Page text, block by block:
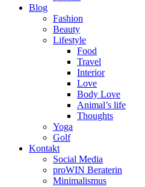
Blog
Fashion
Beauty
Lifestyle
Food
Travel
Interior
Love
Body Love
Animal’s life
Thoughts
Yoga
Golf
Kontakt
Social Media
proWIN Beraterin
Minimalismus